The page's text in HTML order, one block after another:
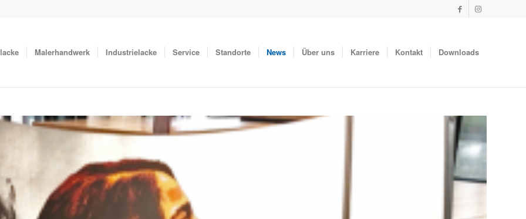
Malerhandwerk Industrielacke Service Standorte News Über uns Karriere Kontakt Downloads